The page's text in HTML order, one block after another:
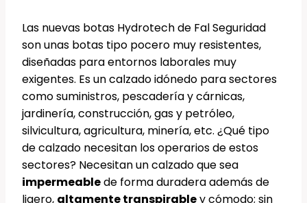
Las nuevas botas Hydrotech de Fal Seguridad
son unas botas tipo pocero muy resistentes,
diseñadas para entornos laborales muy
exigentes. Es un calzado idónedo para sectores
como suministros, pescadería y cárnicas,
jardinería, construcción, gas y petróleo,
silvicultura, agricultura, minería, etc. ¿Qué tipo
de calzado necesitan los operarios de estos
sectores? Necesitan un calzado que sea
impermeablede forma duradera además de
ligero, altamente transpirabley cómodo; sin